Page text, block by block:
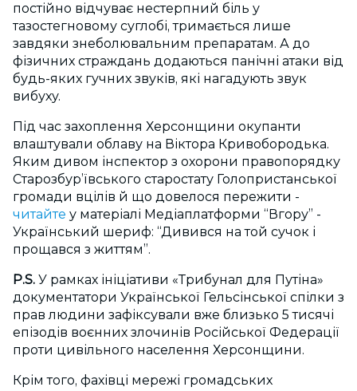
постійно відчуває нестерпний біль у
тазостегновому суглобі, тримається лише
завдяки знеболювальним препаратам. А до
фізичних страждань додаються панічні атаки від
будь-яких гучних звуків, які нагадують звук
вибуху.
Під час захоплення Херсонщини окупанти
влаштували облаву на Віктора Кривобородька.
Яким дивом інспектор з охорони правопорядку
Старозбур’ївського старостату Голопристанської
громади вцілів й що довелося пережити -
читайте у матеріалі Медіаплатформи “Вгору” -
Український шериф: “Дивився на той сучок і
прощався з життям”.
P.S. У рамках ініціативи «Трибунал для Путіна»
документатори Української Гельсінської спілки з
прав людини зафіксували вже близько 5 тисячі
епізодів воєнних злочинів Російської Федерації
проти цивільного населення Херсонщини.
Крім того, фахівці мережі громадських